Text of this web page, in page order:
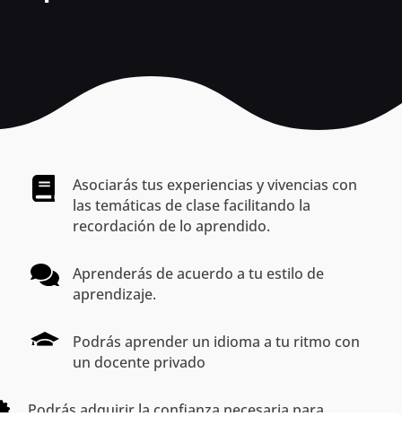
Asociarás tus experiencias y vivencias con
las temáticas de clase facilitando la
recordación de lo aprendido.
Aprenderás de acuerdo a tu estilo de
aprendizaje.
Podrás aprender un idioma a tu ritmo con
un docente privado
Podrás adquirir la confianza necesaria para